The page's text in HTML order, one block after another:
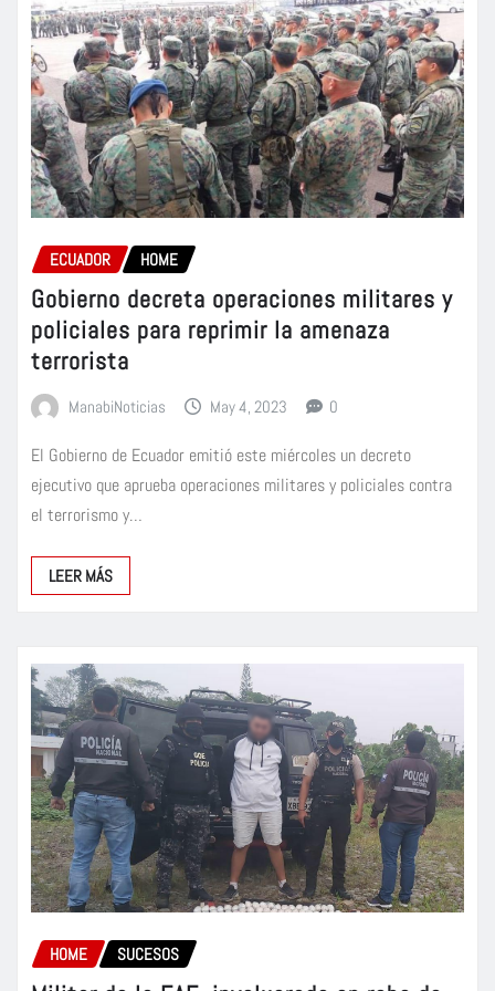
ECUADOR HOME
Gobierno decreta operaciones militares y
policiales para reprimir la amenaza
terrorista
ManabiNoticias May 4, 2023 0
El Gobierno de Ecuador emitió este miércoles un decreto
ejecutivo que aprueba operaciones militares y policiales contra
el terrorismo y…
LEER MÁS
HOME SUCESOS